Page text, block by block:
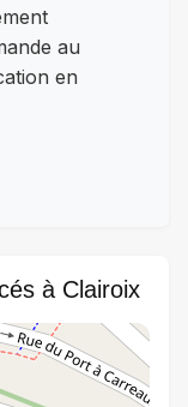
au
en
à Clairoix